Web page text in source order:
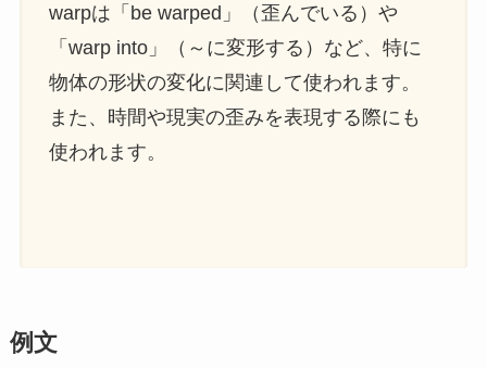
warpは「be warped」（歪んでいる）や
「warp into」（～に変形する）など、特に
物体の形状の変化に関連して使われます。
また、時間や現実の歪みを表現する際にも
使われます。
例文